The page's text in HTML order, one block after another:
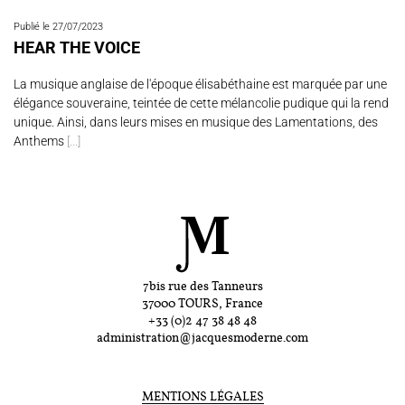
Publié le 27/07/2023
HEAR THE VOICE
La musique anglaise de l'époque élisabéthaine est marquée par une
élégance souveraine, teintée de cette mélancolie pudique qui la rend
unique. Ainsi, dans leurs mises en musique des Lamentations, des
Anthems [...]
7bis rue des Tanneurs
37000 TOURS, France
+33 (0)2 47 38 48 48
administration@jacquesmoderne.com
MENTIONS LÉGALES